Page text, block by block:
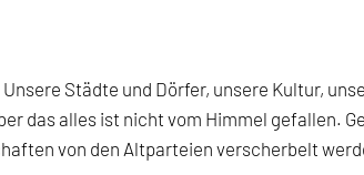
Städte und Dörfer, unsere Kultur,
das alles ist nicht vom Himmel gefallen.
von den Altparteien verscherbelt